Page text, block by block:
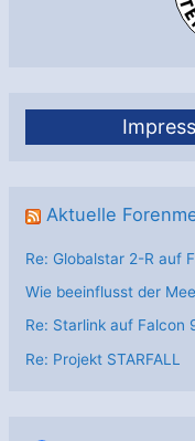
Aktuelle
Re: Globalstar 2-R auf
Wie beeinflusst der
Re: Starlink auf Falcon
Re: Projekt STARFALL